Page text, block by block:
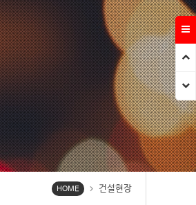
PrevNext
HOME chevron_right 건설현장